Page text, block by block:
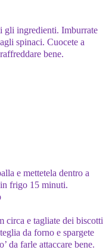
gli ingredienti. Imburrate
spinaci. Cuocete a
bene.
e mettetela dentro a
frigo 15 minuti.
circa e tagliate dei biscotti
da forno e spargete
da farle attaccare bene.